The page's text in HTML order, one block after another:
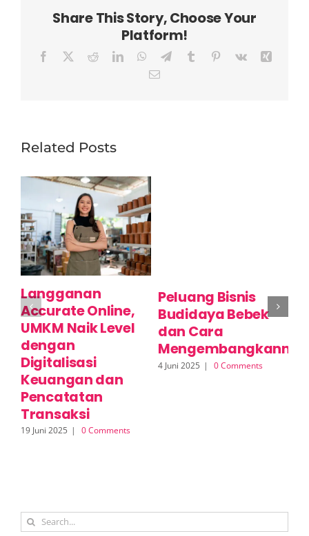
Share This Story, Choose Your
Platform!
Facebook RedditLinkedInWhatsApp
TelegramTumblr Pinterest
Vk
Xing
Email
Related Posts
Langganan
Accurate Online,
UMKM Naik Level
dengan
Digitalisasi
Keuangan dan
Pencatatan
Transaksi
19 Juni 2025 | 0 Comments
Peluang Bisnis
Budidaya Bebek
dan Cara
Mengembangkannya
4 Juni 2025 | 0 Comments
Search